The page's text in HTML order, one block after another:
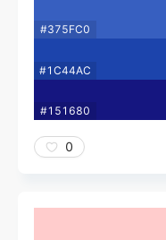
#375FC0
#1C44AC
#151680
0